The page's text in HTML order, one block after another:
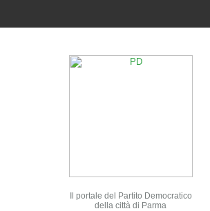
Il portale del Partito Democratico
della città di Parma